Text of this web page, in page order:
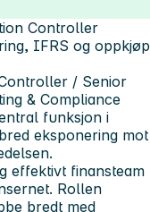
Controller
IFRS og oppkjøp
/ Senior
& Compliance
funksjon i
eksponering mot
effektivt finansteam
Rollen
bredt med